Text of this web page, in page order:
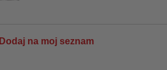
Dodaj na moj seznam